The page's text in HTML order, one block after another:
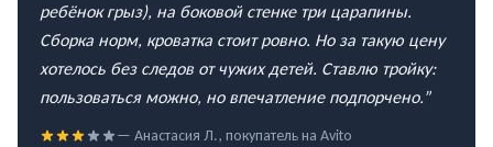
ребёнок грыз), на боковой стенке три царапины.
Сборка норм, кроватка стоит ровно. Но за такую цену
хотелось без следов от чужих детей. Ставлю тройку:
пользоваться можно, но впечатление подпорчено.”
— Анастасия Л., покупатель на Avito